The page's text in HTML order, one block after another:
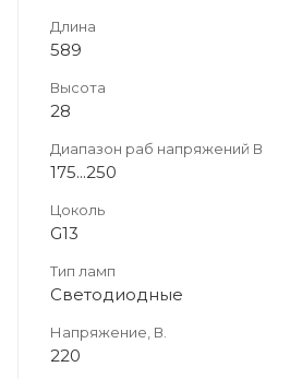
Длина
589
Высота
28
Диапазон раб напряжений В
175...250
Цоколь
G13
Тип ламп
Светодиодные
Напряжение, В.
220